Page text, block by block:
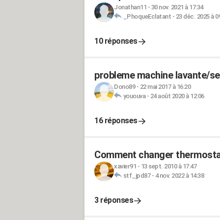
Jonathan11 - 30 nov. 2021 à 17:34
_PhoqueEclatant - 23 déc. 2025 à
10 réponses
probleme machine lavante/
Dono89- 22 mai 2017 à 16:20
yououva- 24 août 2020 à 12:06
16 réponses
Comment changer
xavier91 - 13 sept. 2010 à 17:47
stf_jpd87- 4 nov. 2022 à 14:38
3 réponses